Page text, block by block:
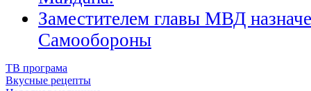
Заместителем главы МВД
Самообороны
ТВ програма
Вкусные рецепты